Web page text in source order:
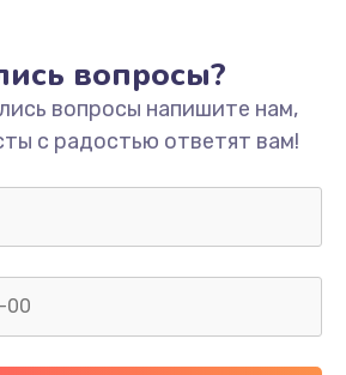
вопросы?
вопросы напишите нам,
с радостью ответят вам!